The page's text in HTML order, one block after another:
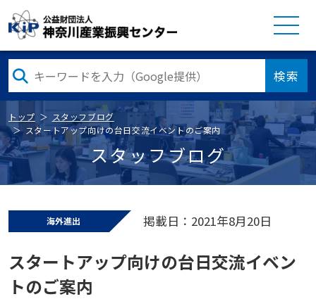
検索
トップ
スタッフブログ
スタートアップ向けの台日交流イベントのご案内
スタッフブログ
海外進出 掲載日：2021年8月20日
スタートアップ向けの台日交流イベン
トのご案内